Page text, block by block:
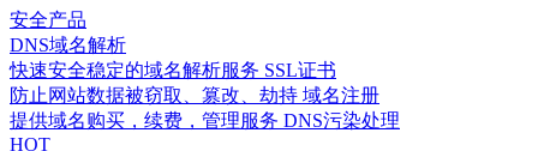
安全产品
DNS域名解析
快速安全稳定的域名解析服务 SSL证书
防止网站数据被窃取、篡改、劫持 域名注册
提供域名购买，续费，管理服务 DNS污染处理
HOT